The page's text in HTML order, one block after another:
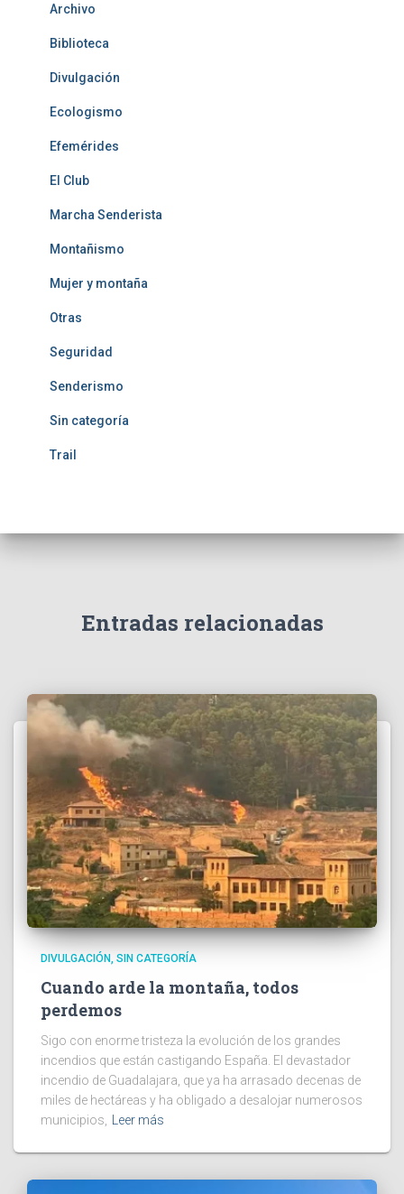
Archivo
Biblioteca
Divulgación
Ecologismo
Efemérides
El Club
Marcha Senderista
Montañismo
Mujer y montaña
Otras
Seguridad
Senderismo
Sin categoría
Trail
Entradas relacionadas
DIVULGACIÓN SIN CATEGORÍA
Cuando arde la montaña, todos
perdemos
Sigo con enorme tristeza la evolución de los grandes
incendios que están castigando España. El devastador
incendio de Guadalajara, que ya ha arrasado decenas de
miles de hectáreas y ha obligado a desalojar numerosos
municipios,
Leer más